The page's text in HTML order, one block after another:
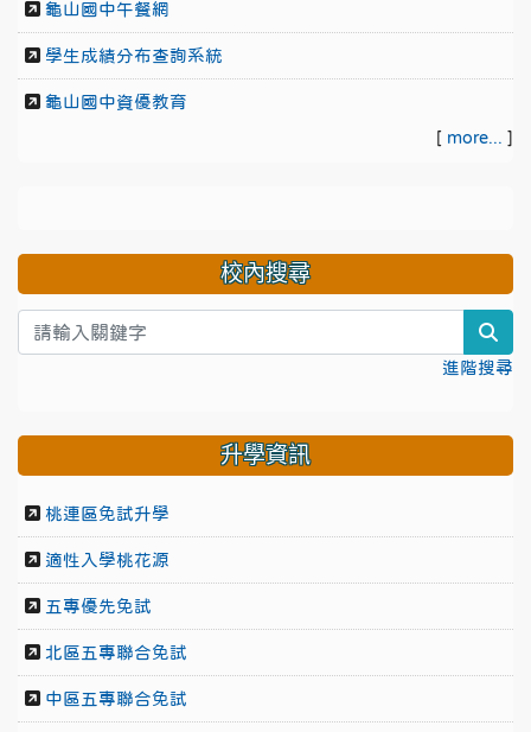
龜山國中午餐網
學生成績分布查詢系統
龜山國中資優教育
[ more... ]
校內搜尋
進階搜尋
升學資訊
桃連區免試升學
適性入學桃花源
五專優先免試
北區五專聯合免試
中區五專聯合免試